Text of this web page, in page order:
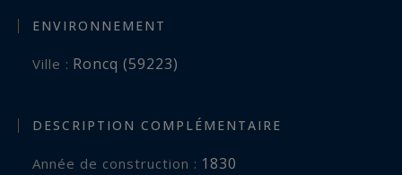
ENVIRONNEMENT
Ville : Roncq (59223)
DESCRIPTION COMPLÉMENTAIRE
Année de construction : 1830